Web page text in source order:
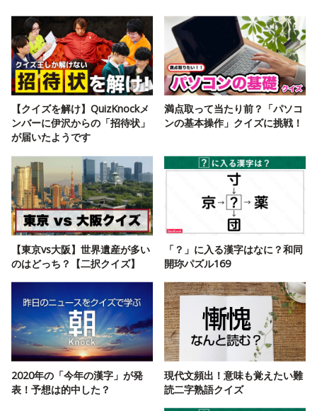
【クイズを解け】QuizKnockメ
ンバーに伊沢からの「招待状」
が届いたようです
満点取って当たり前？「パソコ
ンの基本操作」クイズに挑戦！
【東京vs大阪】世界遺産が多い
のはどっち？【二択クイズ】
「？」に入る漢字はなに？和同
開珎パズル169
2020年の「今年の漢字」が発
表！予想は的中した？
現代文頻出！意味も覚えたい難
読二字熟語クイズ